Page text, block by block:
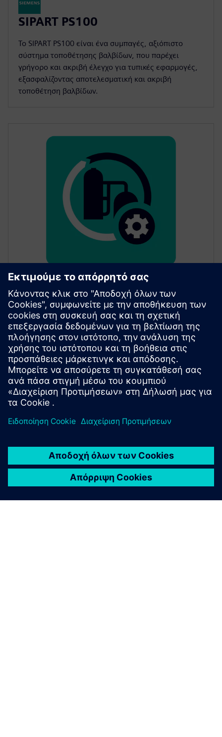
SIPART PS100
Το SIPART PS100 είναι ένα συμπαγές, αξιόπιστο
σύστημα τοποθέτησης βαλβίδων, που παρέχει
γρήγορο και ακριβή έλεγχο για τυπικές εφαρμογές,
εξασφαλίζοντας αποτελεσματική και ακριβή
τοποθέτηση βαλβίδων.
SITRANS mobile IQ
SITRANS mobile IQ είναι μια δωρεάν εφαρμογή για
εύκολη πρόσβαση στις συσκεύες πεδίου σας.
Πραγματοποιήστε τη θέση σε λειτουργία, την
παραμετροποίηση και την παρακολούθηση των
οργάνων από το smartphone σας μέσω Bluetooth.